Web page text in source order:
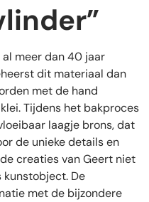
al meer dan 40 jaar
dit materiaal dan
met de hand
Tijdens het bakproces
laagje brons, dat
de unieke details en
creaties van Geert niet
kunstobject. De
met de bijzondere